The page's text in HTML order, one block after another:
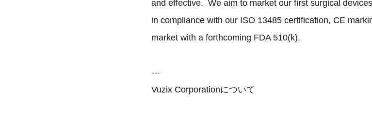
and effective. We aim to market our first surgical
in compliance with our ISO 13485 certification, CE
market with a forthcoming FDA 510(k).
---
Vuzix Corporationについて